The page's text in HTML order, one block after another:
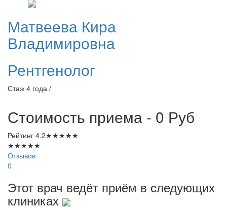
Матвеева Кира
Владимировна
Рентгенолог
Стаж 4 года /
Стоимость приема - 0 Руб
Рейтинг 4.2★★★★★
★★★★★
Отзывов
0
Этот врач ведёт приём в следующих
клиниках